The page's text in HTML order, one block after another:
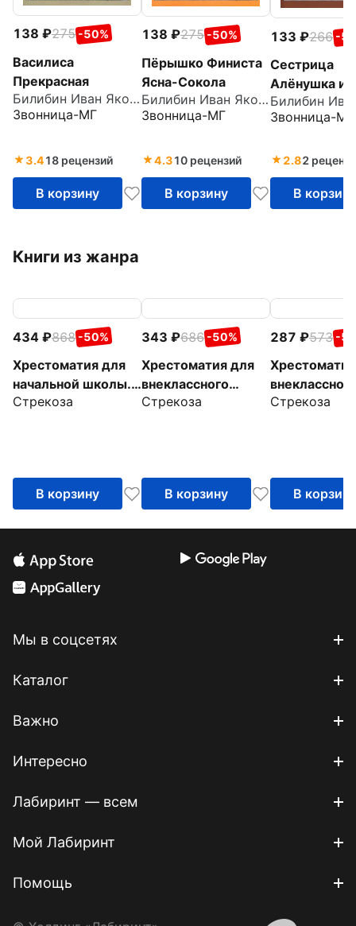
138 275 -50%
Василиса
Прекрасная
Билибин Иван Яковлевич
Звонница-МГ
3.418 рецензий
В корзину
138 275 -50%
Пёрышко Финиста
Ясна-Сокола
Билибин Иван Яковлевич
Звонница-МГ
4.310 рецензий
В корзину
133 266 -
Сестрица
Алёнушка и
Иванушка.
Уточка
Звонница-МГ
2.82
В корзину
Книги из жанра
434 868 -50%
Хрестоматия для
начальной школы.
1-4 классы
Стрекоза
В корзину
343 686 -50%
Хрестоматия для
внеклассного
чтения. 2 класс
Стрекоза
В корзину
287 573 -
чтения. 1
Стрекоза
В корзину
Мы в соцсетях
Каталог
Важно
Интересно
Лабиринт — всем
Мой Лабиринт
Помощь